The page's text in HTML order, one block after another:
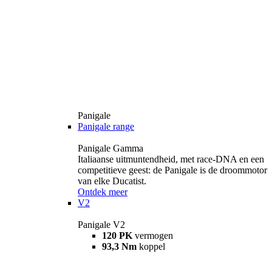
Panigale
Panigale range
Panigale Gamma
Italiaanse uitmuntendheid, met race-DNA en een
competitieve geest: de Panigale is de droommotor
van elke Ducatist.
Ontdek meer
V2
Panigale V2
120 PK vermogen
93,3 Nm koppel